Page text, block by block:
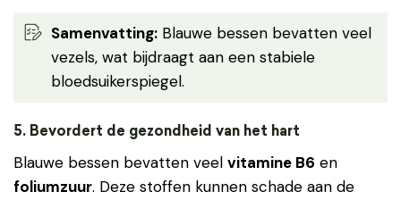
Samenvatting: Blauwe bessen bevatten veel
vezels, wat bijdraagt aan een stabiele
bloedsuikerspiegel.
5. Bevordert de gezondheid van het hart
Blauwe bessen bevatten veel vitamine B6 en
foliumzuur. Deze stoffen kunnen schade aan de